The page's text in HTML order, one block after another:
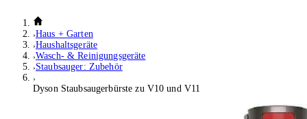
Haus + Garten
Haushaltsgeräte
Wasch- & Reinigungsgeräte
Staubsauger: Zubehör
Dyson Staubsaugerbürste zu V10 und V11